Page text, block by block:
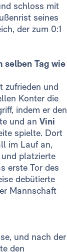
schloss mit
seines
der zum 0:1
selben Tag wie
zufrieden und
Konter die
indem er den
und an Vini
spielte. Dort
im Lauf an,
platzierte
erste Tor des
debütierte
Mannschaft
und nach der
den